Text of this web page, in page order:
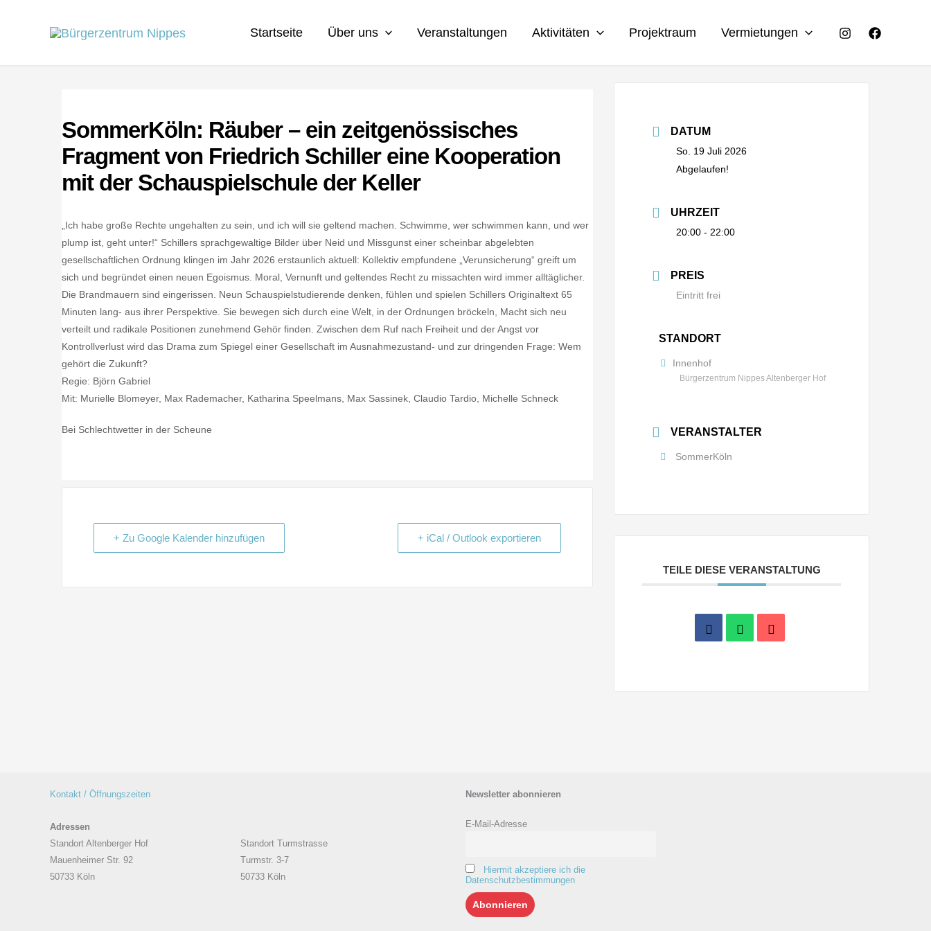
Startseite Über uns Veranstaltungen Aktivitäten Projektraum Vermietungen
SommerKöln: Räuber – ein zeitgenössisches
Fragment von Friedrich Schiller eine Kooperation
mit der Schauspielschule der Keller
„Ich habe große Rechte ungehalten zu sein, und ich will sie geltend machen. Schwimme, wer schwimmen kann, und wer
plump ist, geht unter!“ Schillers sprachgewaltige Bilder über Neid und Missgunst einer scheinbar abgelebten
gesellschaftlichen Ordnung klingen im Jahr 2026 erstaunlich aktuell: Kollektiv empfundene „Verunsicherung“ greift um
sich und begründet einen neuen Egoismus. Moral, Vernunft und geltendes Recht zu missachten wird immer alltäglicher.
Die Brandmauern sind eingerissen. Neun Schauspielstudierende denken, fühlen und spielen Schillers Originaltext 65
Minuten lang- aus ihrer Perspektive. Sie bewegen sich durch eine Welt, in der Ordnungen bröckeln, Macht sich neu
verteilt und radikale Positionen zunehmend Gehör finden. Zwischen dem Ruf nach Freiheit und der Angst vor
Kontrollverlust wird das Drama zum Spiegel einer Gesellschaft im Ausnahmezustand- und zur dringenden Frage: Wem
gehört die Zukunft?
Regie: Björn Gabriel
Mit: Murielle Blomeyer, Max Rademacher, Katharina Speelmans, Max Sassinek, Claudio Tardio, Michelle Schneck
Bei Schlechtwetter in der Scheune
+ Zu Google Kalender hinzufügen + iCal / Outlook exportieren
DATUM
So. 19 Juli 2026
Abgelaufen!
UHRZEIT
20:00 - 22:00
PREIS
Eintritt frei
STANDORT
Innenhof
Bürgerzentrum Nippes Altenberger Hof
VERANSTALTER
SommerKöln
TEILE DIESE VERANSTALTUNG
Kontakt / Öffnungszeiten
Adressen
Standort Altenberger Hof
Mauenheimer Str. 92
50733 Köln
Standort Turmstrasse
Turmstr. 3-7
50733 Köln
Newsletter abonnieren
E-Mail-Adresse
Hiermit akzeptiere ich die
Datenschutzbestimmungen